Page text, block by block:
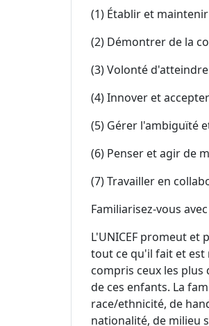
(1) Établir et
(2) Démontrer de la
(3) Volonté
(4) Innover et
(5) Gérer l'ambiguïté
(6) Penser et agir de
(7) Travailler en
Familiarisez-vous avec
L'UNICEF promeut
tout ce qu'il fait et est
compris ceux les
de ces enfants. La
race/ethnicité, de
nationalité, de milieu